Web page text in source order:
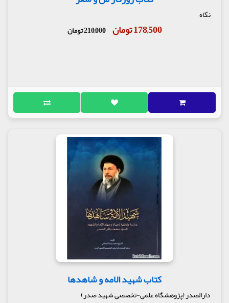
نگاه
178,500 تومان 210,000 تومان
کتاب شهید الامه و شاهدها
دارالصدر (پژوهشگاه علمی-تخصصی شهید صدر)